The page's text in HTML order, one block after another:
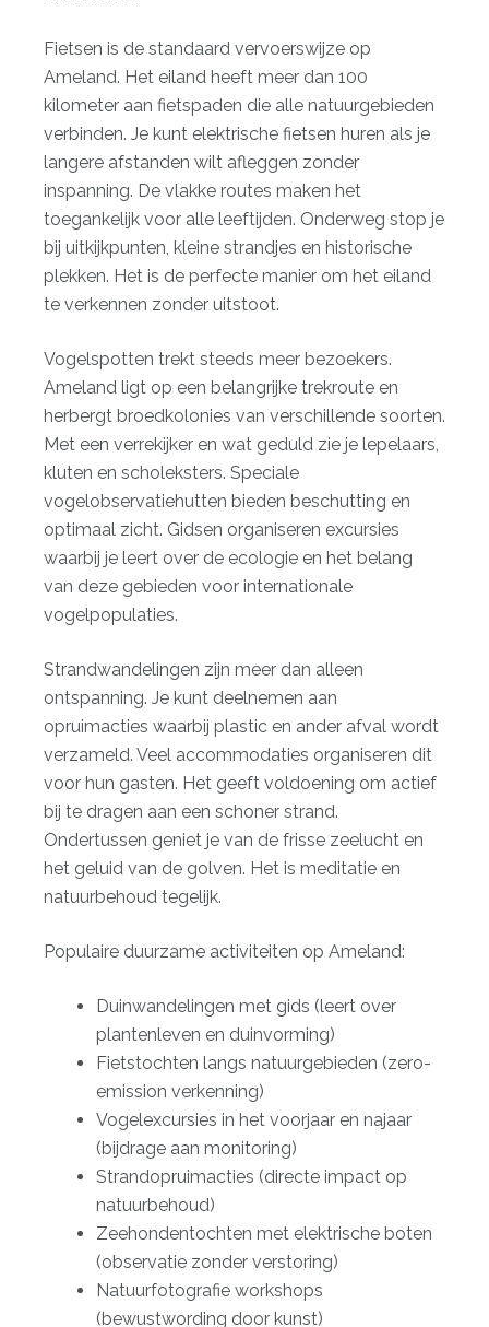
Fietsen is de standaard vervoerswijze op
Ameland. Het eiland heeft meer dan 100
kilometer aan fietspaden die alle natuurgebieden
verbinden. Je kunt elektrische fietsen huren als je
langere afstanden wilt afleggen zonder
inspanning. De vlakke routes maken het
toegankelijk voor alle leeftijden. Onderweg stop je
bij uitkijkpunten, kleine strandjes en historische
plekken. Het is de perfecte manier om het eiland
te verkennen zonder uitstoot.
Vogelspotten trekt steeds meer bezoekers.
Ameland ligt op een belangrijke trekroute en
herbergt broedkolonies van verschillende soorten.
Met een verrekijker en wat geduld zie je lepelaars,
kluten en scholeksters. Speciale
vogelobservatiehutten bieden beschutting en
optimaal zicht. Gidsen organiseren excursies
waarbij je leert over de ecologie en het belang
van deze gebieden voor internationale
vogelpopulaties.
Strandwandelingen zijn meer dan alleen
ontspanning. Je kunt deelnemen aan
opruimacties waarbij plastic en ander afval wordt
verzameld. Veel accommodaties organiseren dit
voor hun gasten. Het geeft voldoening om actief
bij te dragen aan een schoner strand.
Ondertussen geniet je van de frisse zeelucht en
het geluid van de golven. Het is meditatie en
natuurbehoud tegelijk.
Populaire duurzame activiteiten op Ameland:
Duinwandelingen met gids (leert over
plantenleven en duinvorming)
Fietstochten langs natuurgebieden (zero-
emission verkenning)
Vogelexcursies in het voorjaar en najaar
(bijdrage aan monitoring)
Strandopruimacties (directe impact op
natuurbehoud)
Zeehondentochten met elektrische boten
(observatie zonder verstoring)
Natuurfotografie workshops
(bewustwording door kunst)